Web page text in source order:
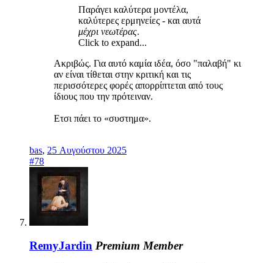
Παράγει καλύτερα μοντέλα,
καλύτερες ερμηνείες - και αυτά
μέχρι νεωτέρας.
Click to expand...
Ακριβώς. Για αυτό καμία ιδέα, όσο "παλαβή" κι
αν είναι τίθεται στην κριτική και τις
περισσότερες φορές απορρίπτεται από τους
ίδιους που την πρότειναν.
Ετσι πάει το «συστημα».
bas, 25 Αυγούστου 2025
#78
RemyJardin Premium Member